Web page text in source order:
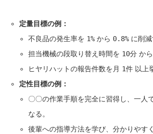
定量目標の例：
不良品の発生率を 1% から 0.8% に削減
担当機械の段取り替え時間を 10分 から
ヒヤリハットの報告件数を月 1件 以上
定性目標の例：
〇〇の作業手順を完全に習得し、一人
なる。
後輩への指導方法を学び、分かりやす